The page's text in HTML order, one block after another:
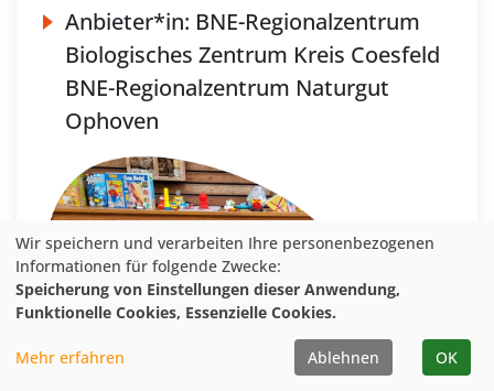
Anbieter*in: BNE-Regionalzentrum
Biologisches Zentrum Kreis Coesfeld
BNE-Regionalzentrum Naturgut
Ophoven
Wir speichern und verarbeiten Ihre personenbezogenen
Informationen für folgende Zwecke:
Speicherung von Einstellungen dieser Anwendung,
Funktionelle Cookies, Essenzielle Cookies.
Mehr erfahren Ablehnen OK